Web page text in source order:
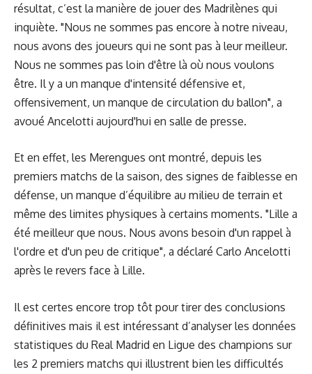
résultat, c’est la manière de jouer des Madrilènes qui
inquiète. "Nous ne sommes pas encore à notre niveau,
nous avons des joueurs qui ne sont pas à leur meilleur.
Nous ne sommes pas loin d'être là où nous voulons
être. Il y a un manque d'intensité défensive et,
offensivement, un manque de circulation du ballon", a
avoué Ancelotti aujourd'hui en salle de presse.
Et en effet, les Merengues ont montré, depuis les
premiers matchs de la saison, des signes de faiblesse en
défense, un manque d’équilibre au milieu de terrain et
même des limites physiques à certains moments. "Lille a
été meilleur que nous. Nous avons besoin d'un rappel à
l'ordre et d'un peu de critique", a déclaré Carlo Ancelotti
après le revers face à Lille.
Il est certes encore trop tôt pour tirer des conclusions
définitives mais il est intéressant d’analyser les données
statistiques du Real Madrid en Ligue des champions sur
les 2 premiers matchs qui illustrent bien les difficultés